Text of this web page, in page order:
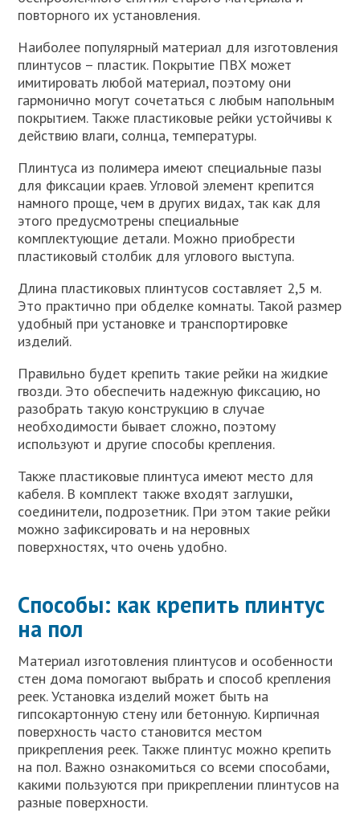
повторного их установления.
Наиболее популярный материал для изготовления
плинтусов – пластик. Покрытие ПВХ может
имитировать любой материал, поэтому они
гармонично могут сочетаться с любым напольным
покрытием. Также пластиковые рейки устойчивы к
действию влаги, солнца, температуры.
Плинтуса из полимера имеют специальные пазы
для фиксации краев. Угловой элемент крепится
намного проще, чем в других видах, так как для
этого предусмотрены специальные
комплектующие детали. Можно приобрести
пластиковый столбик для углового выступа.
Длина пластиковых плинтусов составляет 2,5 м.
Это практично при обделке комнаты. Такой размер
удобный при установке и транспортировке
изделий.
Правильно будет крепить такие рейки на жидкие
гвозди. Это обеспечить надежную фиксацию, но
разобрать такую конструкцию в случае
необходимости бывает сложно, поэтому
используют и другие способы крепления.
Также пластиковые плинтуса имеют место для
кабеля. В комплект также входят заглушки,
соединители, подрозетник. При этом такие рейки
можно зафиксировать и на неровных
поверхностях, что очень удобно.
Способы: как крепить плинтус
на пол
Материал изготовления плинтусов и особенности
стен дома помогают выбрать и способ крепления
реек. Установка изделий может быть на
гипсокартонную стену или бетонную. Кирпичная
поверхность часто становится местом
прикрепления реек. Также плинтус можно крепить
на пол. Важно ознакомиться со всеми способами,
какими пользуются при прикреплении плинтусов на
разные поверхности.